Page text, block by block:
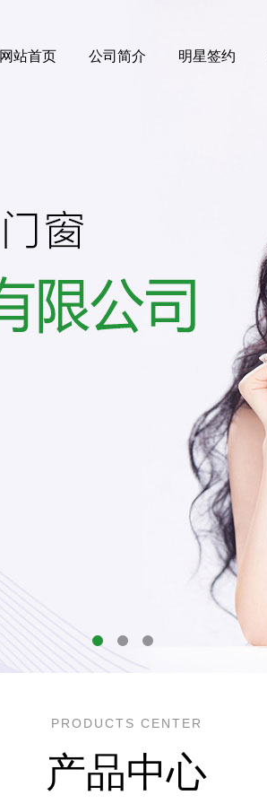
网站首页 公司简介 明星签约
PRODUCTS CENTER
产品中心